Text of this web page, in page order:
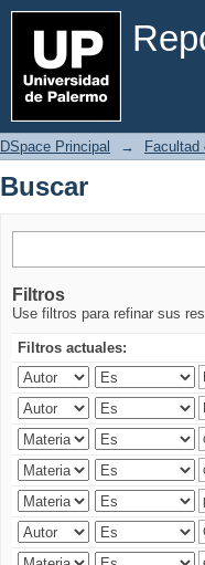
Buscar
DSpace Principal → Facultad
Buscar
Filtros
Use filtros para refinar sus
Filtros actuales: